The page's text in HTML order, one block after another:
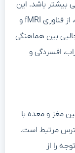
بیشتر باشد. این
مطالعه که روی بیش از ۲۴۰ نفر انجام شده، از فناوری fMRI و
بین هماهنگی
افسردگی و
مغز و معده با
مرتبط است.
را از